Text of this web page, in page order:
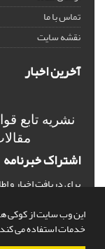
این وب سایت از کوکی ها
خدمات استفاده می
تماس با ما
نقشه سایت
آخرین اخبار
نشریه تابع
اشتراک خبرنامه
برای دریافت اخبار